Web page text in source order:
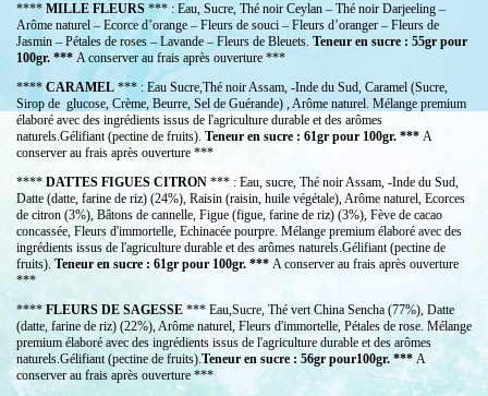
**** MILLE FLEURS *** : Eau, Sucre, Thé noir Ceylan – Thé noir Darjeeling –
Arôme naturel – Ecorce d’orange – Fleurs de souci – Fleurs d’oranger – Fleurs de
Jasmin – Pétales de roses – Lavande – Fleurs de Bleuets. Teneur en sucre : 55gr pour
100gr. *** A conserver au frais après ouverture ***
**** CARAMEL *** : Eau Sucre,Thé noir Assam, -Inde du Sud, Caramel (Sucre,
Sirop de glucose, Crème, Beurre, Sel de Guérande) , Arôme naturel. Mélange premium
élaboré avec des ingrédients issus de l'agriculture durable et des arômes
naturels.Gélifiant (pectine de fruits). Teneur en sucre : 61gr pour 100gr. *** A
conserver au frais après ouverture ***
**** DATTES FIGUES CITRON *** : Eau, sucre, Thé noir Assam, -Inde du Sud,
Datte (datte, farine de riz) (24%), Raisin (raisin, huile végétale), Arôme naturel, Ecorces
de citron (3%), Bâtons de cannelle, Figue (figue, farine de riz) (3%), Fève de cacao
concassée, Fleurs d'immortelle, Echinacée pourpre. Mélange premium élaboré avec des
ingrédients issus de l'agriculture durable et des arômes naturels.Gélifiant (pectine de
fruits). Teneur en sucre : 61gr pour 100gr. *** A conserver au frais après ouverture
***
**** FLEURS DE SAGESSE *** Eau,Sucre, Thé vert China Sencha (77%), Datte
(datte, farine de riz) (22%), Arôme naturel, Fleurs d'immortelle, Pétales de rose. Mélange
premium élaboré avec des ingrédients issus de l'agriculture durable et des arômes
naturels.Gélifiant (pectine de fruits).Teneur en sucre : 56gr pour100gr. *** A
conserver au frais après ouverture ***